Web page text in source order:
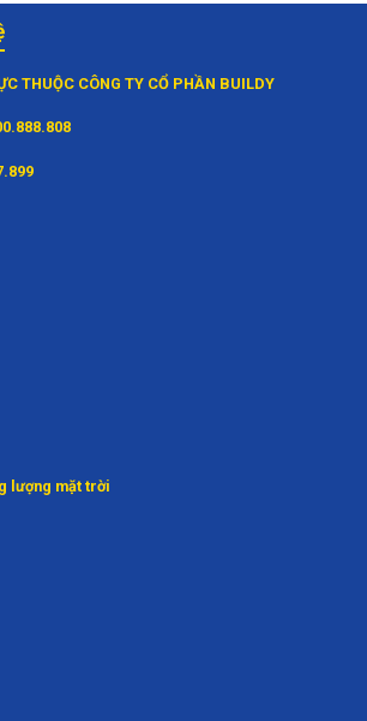
THUỘC CÔNG TY CỔ PHẦN BUILDY
lượng mặt trời